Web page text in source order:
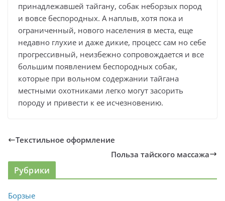
принадлежавшей тайгану, собак неборзых пород
и вовсе беспородных. А наплыв, хотя пока и
ограниченный, нового населения в места, еще
недавно глухие и даже дикие, процесс сам но себе
прогрессивный, неизбежно сопровождается и все
большим появлением беспородных собак,
которые при вольном содержании тайгана
местными охотниками легко могут засорить
породу и привести к ее исчезновению.
Текстильное оформление
Польза тайского массажа
Рубрики
Борзые